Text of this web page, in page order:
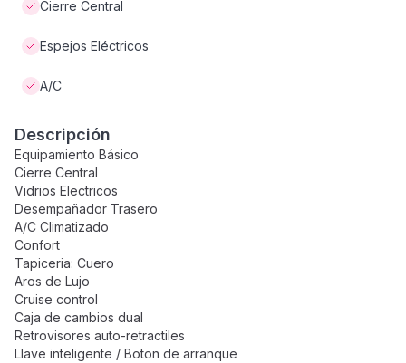
Cierre Central
Espejos Eléctricos
A/C
Descripción
Equipamiento Básico
Cierre Central
Vidrios Electricos
Desempañador Trasero
A/C Climatizado
Confort
Tapiceria: Cuero
Aros de Lujo
Cruise control
Caja de cambios dual
Retrovisores auto-retractiles
Llave inteligente / Boton de arranque